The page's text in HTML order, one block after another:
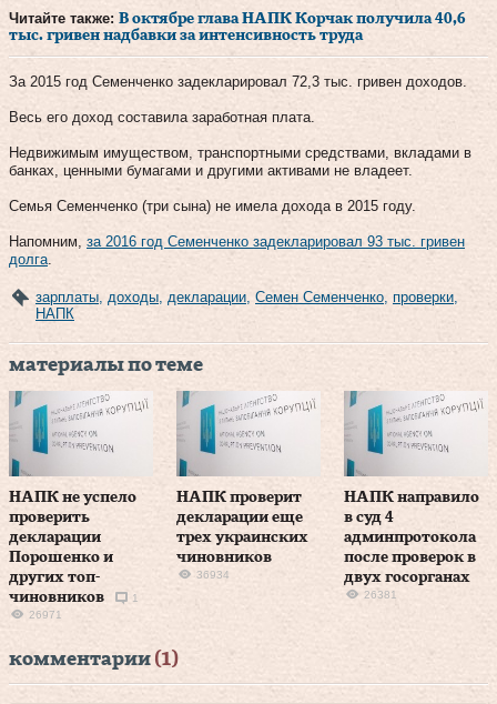
Читайте также: В октябре глава НАПК Корчак получила 40,6
тыс. гривен надбавки за интенсивность труда
За 2015 год Семенченко задекларировал 72,3 тыс. гривен доходов.
Весь его доход составила заработная плата.
Недвижимым имуществом, транспортными средствами, вкладами в
банках, ценными бумагами и другими активами не владеет.
Семья Семенченко (три сына) не имела дохода в 2015 году.
Напомним, за 2016 год Семенченко задекларировал 93 тыс. гривен
долга
зарплаты доходы декларации Семен Семенченко проверки
НАПК
материалы по теме
НАПК не успело
проверить
декларации
Порошенко и
других топ-
чиновников
1
26971
НАПК проверит
декларации еще
трех украинских
чиновников
36934
НАПК направило
в суд 4
админпротокола
после проверок в
двух госорганах
26381
комментарии (1)